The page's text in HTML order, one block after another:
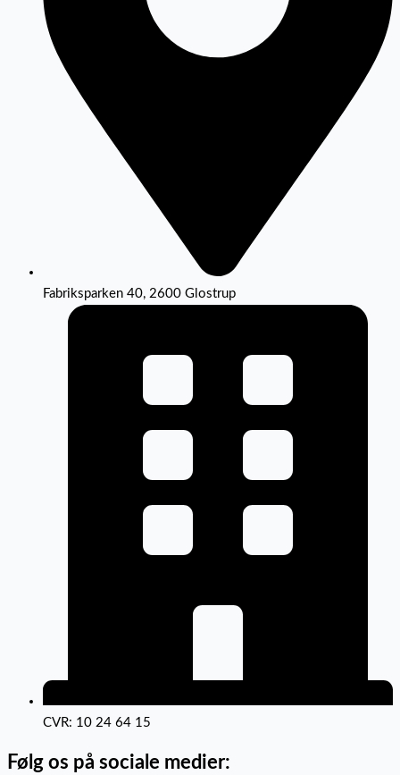
Fabriksparken 40, 2600 Glostrup
CVR: 10 24 64 15
Følg os på sociale medier: